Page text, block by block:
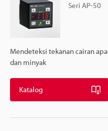
Seri AP-50
Mendeteksi tekanan cairan
dan minyak
Katalog